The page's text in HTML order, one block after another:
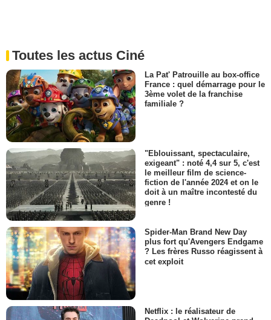
Toutes les actus Ciné
La Pat' Patrouille au box-office
France : quel démarrage pour le
3ème volet de la franchise
familiale ?
"Eblouissant, spectaculaire,
exigeant" : noté 4,4 sur 5, c'est
le meilleur film de science-
fiction de l'année 2024 et on le
doit à un maître incontesté du
genre !
Spider-Man Brand New Day
plus fort qu'Avengers Endgame
? Les frères Russo réagissent à
cet exploit
Netflix : le réalisateur de